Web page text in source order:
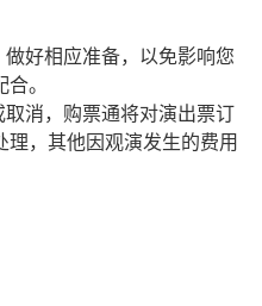
好相应准备，以免影响您
。
消，购票通将对演出票订
，其他因观演发生的费用